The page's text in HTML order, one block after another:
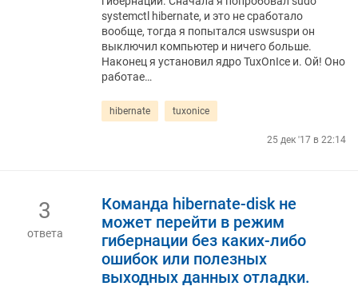
systemctl hibernate, и это не сработало
вообще, тогда я попытался uswsuspи он
выключил компьютер и ничего больше.
Наконец я установил ядро ​​TuxOnIce и. Ой! Оно
работае…
hibernate tuxonice
25 дек '17 в 22:14
3
ответа
Команда hibernate-disk не
может перейти в режим
гибернации без каких-либо
ошибок или полезных
выходных данных отладки.